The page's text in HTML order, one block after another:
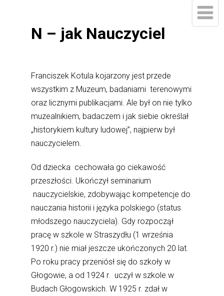
N – jak Nauczyciel
Franciszek Kotula kojarzony jest przede
wszystkim z Muzeum, badaniami terenowymi
oraz licznymi publikacjami. Ale był on nie tylko
muzealnikiem, badaczem i jak siebie określał
„historykiem kultury ludowej”, najpierw był
nauczycielem.
Od dziecka cechowała go ciekawość
przeszłości. Ukończył seminarium
nauczycielskie, zdobywając kompetencje do
nauczania historii i języka polskiego (status
młodszego nauczyciela). Gdy rozpoczął
pracę w szkole w Straszydłu (1 września
1920 r.) nie miał jeszcze ukończonych 20 lat.
Po roku pracy przeniósł się do szkoły w
Głogowie, a od 1924 r. uczył w szkole w
Budach Głogowskich. W 1925 r. zdał w